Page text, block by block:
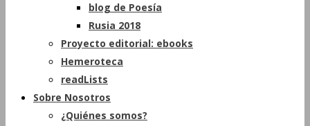
blog de Poesía
Rusia 2018
Proyecto editorial: ebooks
Hemeroteca
readLists
Sobre Nosotros
¿Quiénes somos?